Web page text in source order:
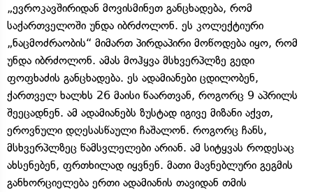
„ევროკავშირიდან მოვისმინეთ განცხადება, რომ
საქართველოში უნდა იბრძოლონ. ეს კოლექტიური
„ნაცმოძრაობის“ მიმართ პირდაპირი მოწოდება იყო, რომ
უნდა იბრძოლონ. ამას მოჰყვა მსხვერპლზე გედი
ფოფხაძის განცხადება. ეს ადამიანები ცდილობენ,
ქართველ ხალხს 26 მაისი წაართვან, როგორც 9 აპრილს
შეეცადნენ. ამ ადამიანებს ზუსტად იგივე მიზანი აქვთ,
ეროვნული დღესასწაული ჩაშალონ. როგორც ჩანს,
მსხვერპლზეც წამსვლელები არიან. ამ სიტყვას როდესაც
ახსენებენ, ფრთხილად იყვნენ. მათი მავნებლური გეგმის
განხორციელება ერთი ადამიანის თავიდან თმის